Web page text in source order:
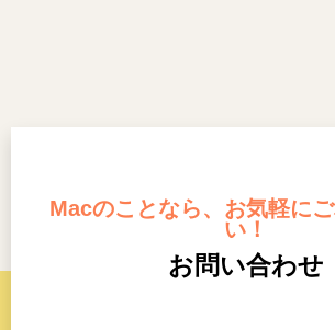
Macのことなら、お気軽に
い！
お問い合わせ